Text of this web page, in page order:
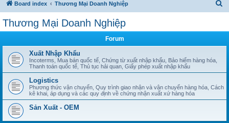
Board index Thương Mại Doanh Nghiệp
Thương Mại Doanh Nghiệp
Forum
Xuất Nhập Khẩu
Incoterms, Mua bán quốc tế, Chứng từ xuất nhập khẩu, Bảo hiểm hàng hóa,
Thanh toán quốc tế, Thủ tục hải quan, Giấy phép xuất nhập khẩu
Logistics
Phương thức vận chuyển, Quy trình giao nhận và vận chuyển hàng hóa, Cách
kê khai, áp dụng và các quy định về chứng nhận xuất xứ hàng hóa
Sản Xuất - OEM